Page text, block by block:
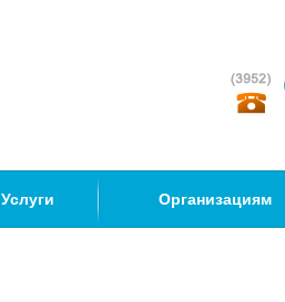
Услуги Организациям